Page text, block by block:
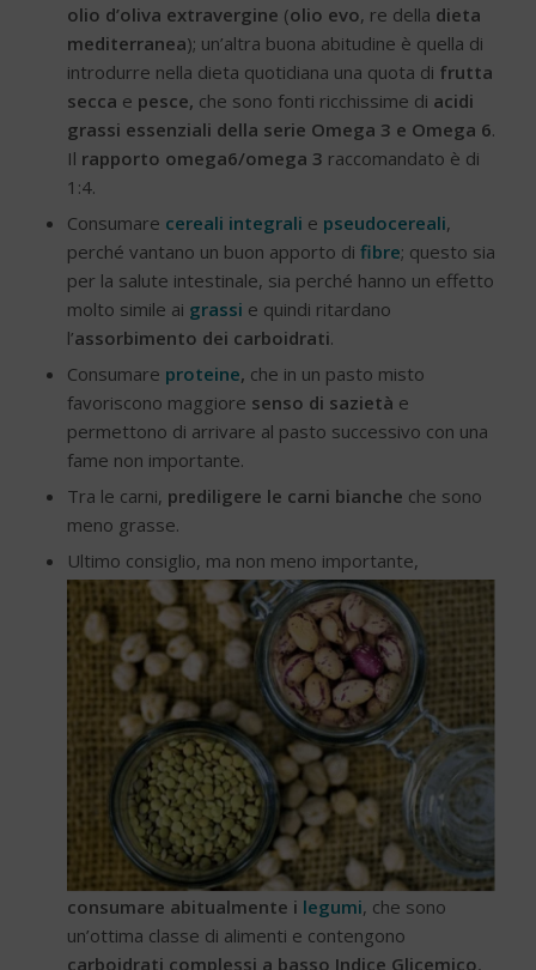
olio d’oliva extravergine (olio evo, re della dieta
mediterranea); un’altra buona abitudine è quella di
introdurre nella dieta quotidiana una quota di frutta
secca e pesce, che sono fonti ricchissime di acidi
grassi essenziali della serie Omega 3 e Omega 6.
Il rapporto omega6/omega 3 raccomandato è di
1:4.
Consumare cereali integrali e pseudocereali,
perché vantano un buon apporto di fibre; questo sia
per la salute intestinale, sia perché hanno un effetto
molto simile ai grassi e quindi ritardano
l’assorbimento dei carboidrati.
Consumare proteine, che in un pasto misto
favoriscono maggiore senso di sazietà e
permettono di arrivare al pasto successivo con una
fame non importante.
Tra le carni, prediligere le carni bianche che sono
meno grasse.
Ultimo consiglio, ma non meno importante,
consumare abitualmente i legumi, che sono
un’ottima classe di alimenti e contengono
carboidrati complessi a basso Indice Glicemico,